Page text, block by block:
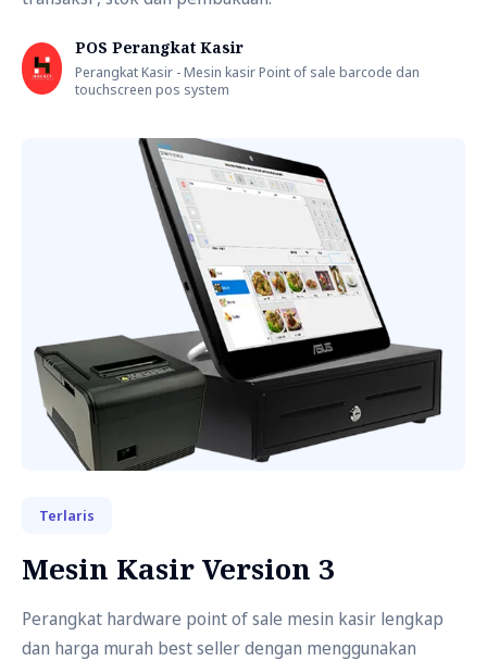
POS Perangkat Kasir
Perangkat Kasir - Mesin kasir Point of sale barcode dan
touchscreen pos system
Terlaris
Mesin Kasir Version 3
Perangkat hardware point of sale mesin kasir lengkap
dan harga murah best seller dengan menggunakan